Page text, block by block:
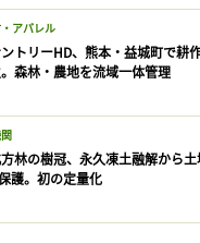
アパレル
ントリーHD、熊本・益城町で耕
森林・農地を流域一体管理
方林の樹冠、永久凍土融解から
護。初の定量化